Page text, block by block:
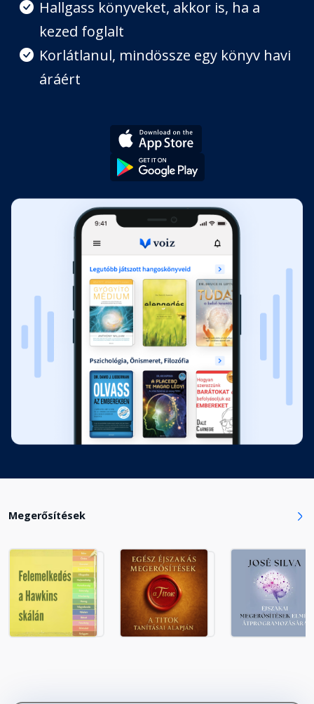
Hallgass könyveket, akkor is, ha a
kezed foglalt
Korlátlanul, mindössze egy könyv havi
áráért
Megerősítések